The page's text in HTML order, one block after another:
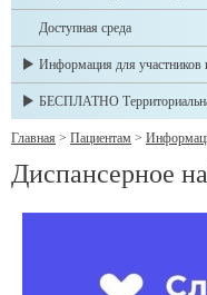
Доступная среда
Информация для
БЕСПЛАТНО
Главная > Пациентам >
Диспансерное